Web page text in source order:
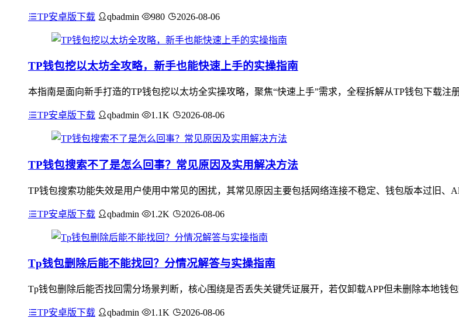
TP安卓版下载 qbadmin 980 2026-08-06
TP钱包挖以太坊全攻略，新手也能快速上手的实操指南
本指南是面向新手打造的TP钱包挖以太坊全实操攻略，聚焦“快速上手”需求，全程拆解从TP钱包下载
TP安卓版下载 qbadmin 1.1K 2026-08-06
TP钱包搜索不了是怎么回事？常见原因及实用解决方法
TP钱包搜索功能失效是用户使用中常见的困扰，其常见原因主要包括网络连接不稳定、钱包版本过旧、
TP安卓版下载 qbadmin 1.2K 2026-08-06
Tp钱包删除后能不能找回？分情况解答与实操指南
Tp钱包删除后能否找回需分场景判断，核心围绕是否丢失关键凭证展开，若仅卸载APP但未删除本地钱
TP安卓版下载 qbadmin 1.1K 2026-08-06